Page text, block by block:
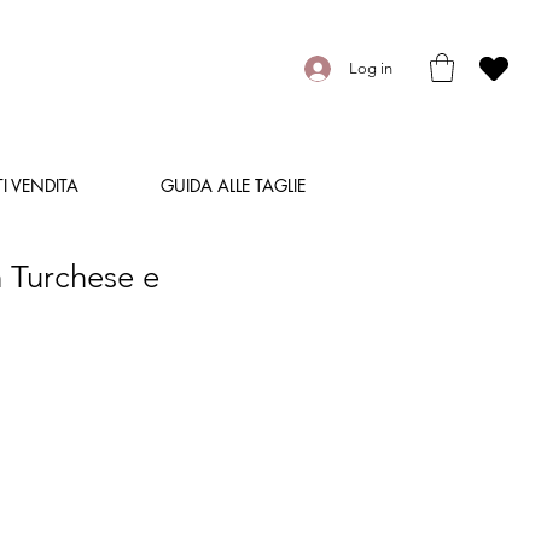
Log in
VENDITA GUIDA ALLE TAGLIE
e